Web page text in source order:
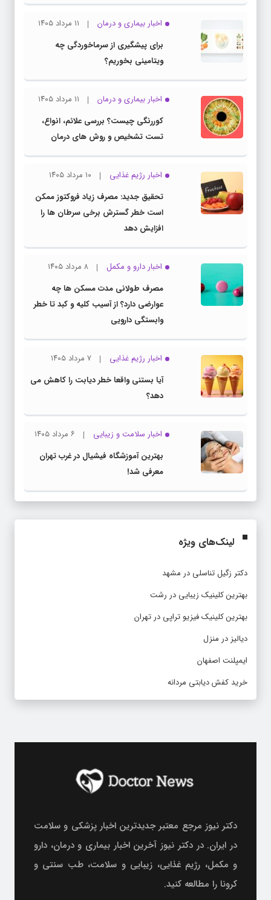
اخبار بیماری و درمان
۱۱ مرداد ۱۴۰۵
برای پیشگیری از سرماخوردگی چه
ویتامینی بخوریم؟
اخبار بیماری و درمان
۱۱ مرداد ۱۴۰۵
کوررنگی چیست؟ بررسی علائم، انواع،
تست تشخیص و روش های درمان
اخبار رژیم غذایی
۱۰ مرداد ۱۴۰۵
تحقیق جدید: مصرف زیاد فروکتوز ممکن
است خطر گسترش برخی سرطان ها را
افزایش دهد
اخبار دارو و مکمل
۸ مرداد ۱۴۰۵
مصرف طولانی مدت مسکن ها چه
عوارضی دارد؟ از آسیب کلیه و کبد تا خطر
وابستگی دارویی
اخبار رژیم غذایی
۷ مرداد ۱۴۰۵
آیا بستنی واقعا خطر دیابت را کاهش می
دهد؟
اخبار سلامت و زیبایی
۶ مرداد ۱۴۰۵
بهترین آموزشگاه فیشیال در غرب تهران
معرفی شد!
بهترین کلینیک زیبایی در رشت
بهترین کلینیک فیزیو تراپی در تهران
دیالیز در منزل
ایمپلنت اصفهان
خرید کفش دیابتی مردانه
در ایران. در دکتر نیوز آخرین اخبار بیماری و درمان، دارو
و مکمل، رژیم غذایی، زیبایی و سلامت، طب سنتی و
کرونا را مطالعه کنید.